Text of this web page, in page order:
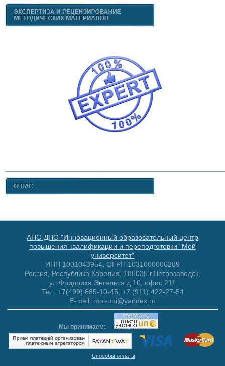
АНО ДПО "Инновационный образовательный центр
повышения квалификации и переподготовки "Мой
университет"
ИНН 1001043954, ОГРН 1031000006289
Россия, Республика Карелия, 185035 г.Петрозаводск,
ул.Фридриха Энгельса д.10, офис 211
Тел: +7(499) 685-10-45, +7 (911) 422-27-54
E-mail: moi-uni@yandex.ru
Мы принимаем:
Способы оплаты